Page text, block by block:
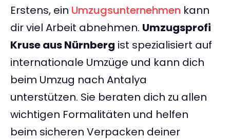
Erstens, ein Umzugsunternehmen kann
dir viel Arbeit abnehmen. Umzugsprofi
Kruse aus Nürnberg ist spezialisiert auf
internationale Umzüge und kann dich
beim Umzug nach Antalya
unterstützen. Sie beraten dich zu allen
wichtigen Formalitäten und helfen
beim sicheren Verpacken deiner